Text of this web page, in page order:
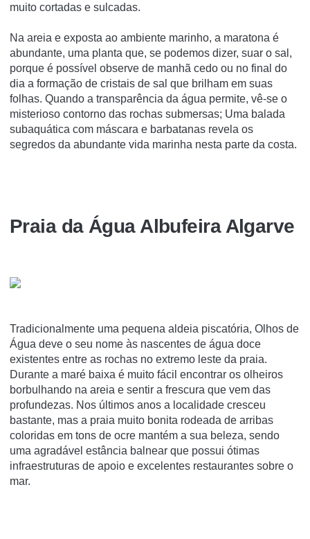
muito cortadas e sulcadas.
Na areia e exposta ao ambiente marinho, a maratona é
abundante, uma planta que, se podemos dizer, suar o sal,
porque é possível observe de manhã cedo ou no final do
dia a formação de cristais de sal que brilham em suas
folhas. Quando a transparência da água permite, vê-se o
misterioso contorno das rochas submersas; Uma balada
subaquática com máscara e barbatanas revela os
segredos da abundante vida marinha nesta parte da costa.
Praia da Água Albufeira Algarve
Tradicionalmente uma pequena aldeia piscatória, Olhos de
Água deve o seu nome às nascentes de água doce
existentes entre as rochas no extremo leste da praia.
Durante a maré baixa é muito fácil encontrar os olheiros
borbulhando na areia e sentir a frescura que vem das
profundezas. Nos últimos anos a localidade cresceu
bastante, mas a praia muito bonita rodeada de arribas
coloridas em tons de ocre mantém a sua beleza, sendo
uma agradável estância balnear que possui ótimas
infraestruturas de apoio e excelentes restaurantes sobre o
mar.